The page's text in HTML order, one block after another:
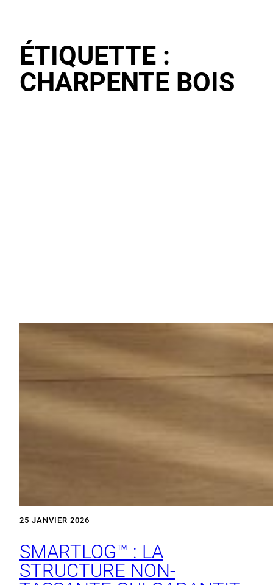
ÉTIQUETTE :
CHARPENTE BOIS
25 JANVIER 2026
SMARTLOG™ : LA
STRUCTURE NON-